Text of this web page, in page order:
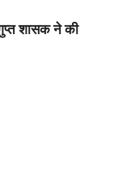
गुप्त शासक ने की